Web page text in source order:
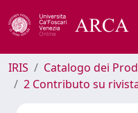
IRIS
Catalogo dei
2 Contributo su